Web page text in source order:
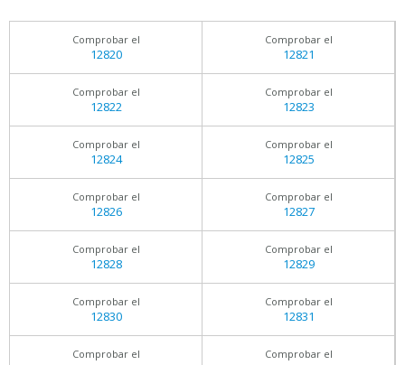
Comprobar el
12820
Comprobar el
12821
Comprobar el
12822
Comprobar el
12823
Comprobar el
12824
Comprobar el
12825
Comprobar el
12826
Comprobar el
12827
Comprobar el
12828
Comprobar el
12829
Comprobar el
12830
Comprobar el
12831
Comprobar el Comprobar el